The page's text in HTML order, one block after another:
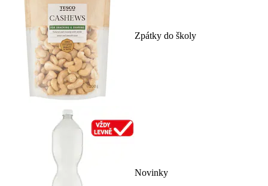
Zpátky do školy
Novinky